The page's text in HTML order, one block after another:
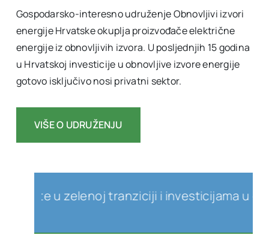
Gospodarsko-interesno udruženje Obnovljivi izvori
energije Hrvatske okuplja proizvođače električne
energije iz obnovljivih izvora. U posljednjih 15 godina
u Hrvatskoj investicije u obnovljive izvore energije
gotovo isključivo nosi privatni sektor.
VIŠE O UDRUŽENJU
u zelenoj tranziciji i investicijama u